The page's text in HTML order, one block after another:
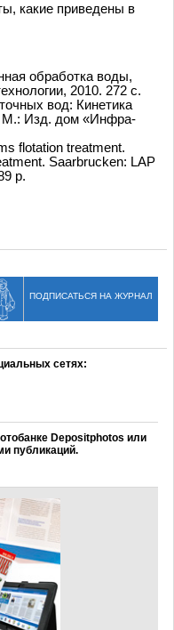
какие приведены в
обработка воды,
2010. 272 с.
вод: Кинетика
М.: Изд. дом «Инфра-
flotation treatment.
Saarbrucken: LAP
p.
ПОДПИСАТЬСЯ НА ЖУРНАЛ
сетях:
Depositphotos или
публикаций.